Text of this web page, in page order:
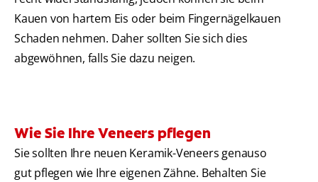
Kauen von hartem Eis oder beim Fingernägelkauen
Schaden nehmen. Daher sollten Sie sich dies
abgewöhnen, falls Sie dazu neigen.
Wie Sie Ihre Veneers pflegen
Sie sollten Ihre neuen Keramik-Veneers genauso
gut pflegen wie Ihre eigenen Zähne. Behalten Sie